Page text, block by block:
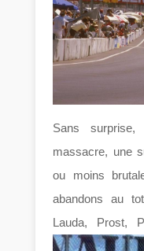
Sans
massacre, une
ou moins
abandons au
Lauda, Prost,